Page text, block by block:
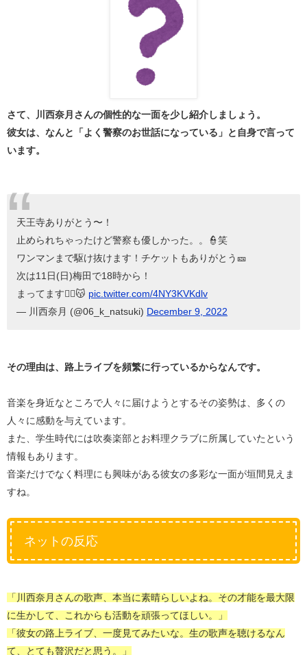
さて、川西奈月さんの個性的な一面を少し紹介しましょう。
彼女は、なんと「よく警察のお世話になっている」と自身で言って
います。
天王寺ありがとう〜！
止められちゃったけど警察も優しかった。。👮笑
ワンマンまで駆け抜けます！チケットもありがとう🎫
次は11日(日)梅田で18時から！
まってます❤️‍🔥😽 pic.twitter.com/4NY3KVKdlv
— 川西奈月 (@06_k_natsuki) December 9, 2022
その理由は、路上ライブを頻繁に行っているからなんです。
音楽を身近なところで人々に届けようとするその姿勢は、多くの
人々に感動を与えています。
また、学生時代には吹奏楽部とお料理クラブに所属していたという
情報もあります。
音楽だけでなく料理にも興味がある彼女の多彩な一面が垣間見えま
すね。
ネットの反応
「川西奈月さんの歌声、本当に素晴らしいよね。その才能を最大限
に生かして、これからも活動を頑張ってほしい。」
「彼女の路上ライブ、一度見てみたいな。生の歌声を聴けるなん
て、とても贅沢だと思う。」